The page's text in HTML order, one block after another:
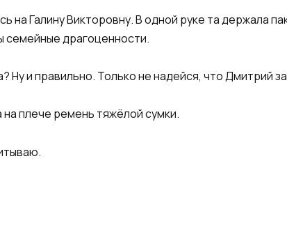
на Галину Викторовну. В одной руке та держала
семейные драгоценности.
Ну и правильно. Только не надейся, что Дмитрий
плече ремень тяжёлой сумки.